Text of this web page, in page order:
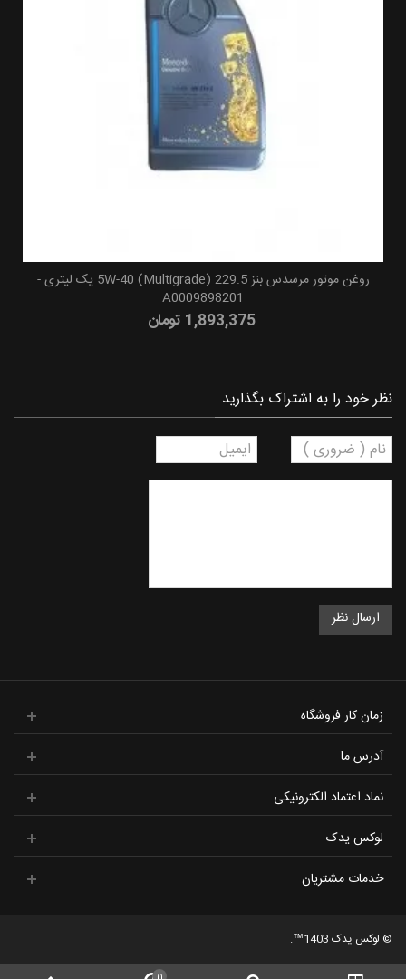
روغن موتور مرسدس بنز 229.5 (5W-40 (Multigrade یک لیتری -
A0009898201
1,893,375 تومان
نظر خود را به اشتراک بگذارید
زمان کار فروشگاه
آدرس ما
نماد اعتماد الکترونیکی
لوکس یدک
خدمات مشتریان
© لوکس یدک 1403™.